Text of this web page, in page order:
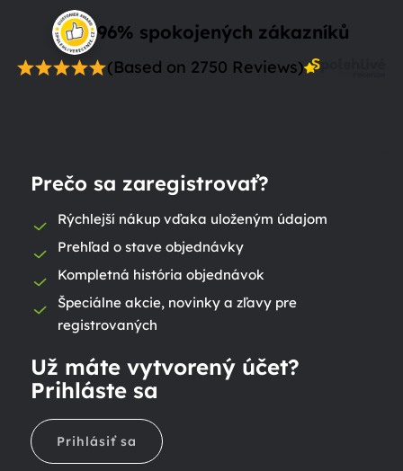
96% spokojených zákazníků
(Based on 2750 Reviews)
Prečo sa zaregistrovať?
Rýchlejší nákup vďaka uloženým údajom
Prehľad o stave objednávky
Kompletná história objednávok
Špeciálne akcie, novinky a zľavy pre
registrovaných
Už máte vytvorený účet?
Prihláste sa
Prihlásiť sa